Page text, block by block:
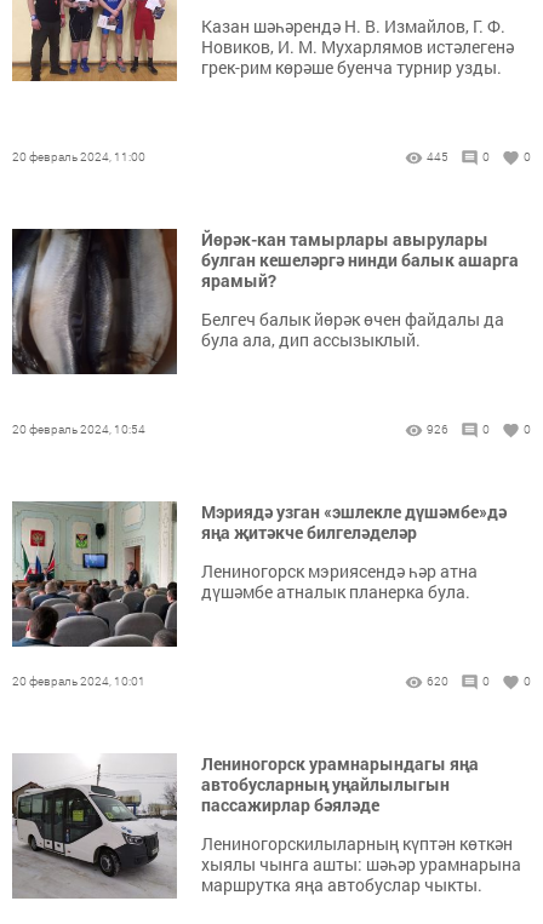
Казан шәһәрендә Н. В. Измайлов, Г. Ф.
Новиков, И. М. Мухарлямов истәлегенә
грек-рим көрәше буенча турнир узды.
20 февраль 2024, 11:00 445 0 0
Йөрәк-кан тамырлары авырулары
булган кешеләргә нинди балык ашарга
ярамый?
Белгеч балык йөрәк өчен файдалы да
була ала, дип ассызыклый.
20 февраль 2024, 10:54 926 0 0
Мэриядә узган «эшлекле дүшәмбе»дә
яңа җитәкче билгеләделәр
Лениногорск мэриясендә һәр атна
дүшәмбе атналык планерка була.
20 февраль 2024, 10:01 620 0 0
Лениногорск урамнарындагы яңа
автобусларның уңайлылыгын
пассажирлар бәяләде
Лениногорскилыларның күптән көткән
хыялы чынга ашты: шәһәр урамнарына
маршрутка яңа автобуслар чыкты.